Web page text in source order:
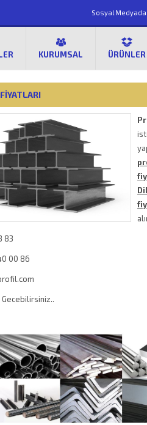
Sosyal Medyada
KURUMSAL ÜRÜNLER
83
00 86